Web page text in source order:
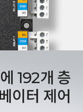
192개 층
이터 제어